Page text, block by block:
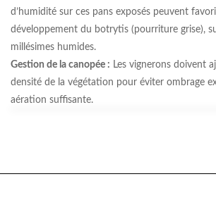
d’humidité sur ces pans exposés peuvent
développement du botrytis (pourriture grise),
millésimes humides.
Gestion de la canopée : Les vignerons doivent
densité de la végétation pour éviter ombrage
aération suffisante.